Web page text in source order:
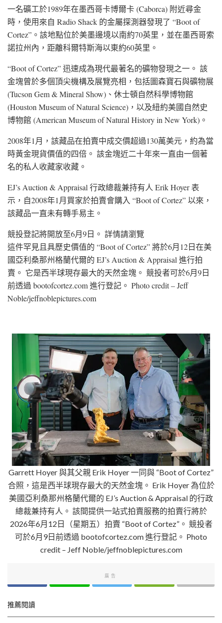
一名礦工於1989年在墨西哥卡博爾卡 (Caborca) 附近尋金
時，使用來自 Radio Shack 的金屬探測器發現了 “Boot of
Cortez”。該地點位於美墨邊境以南約70英里，並在墨西哥索
諾拉州內，距離科爾特斯海以東約60英里。
“Boot of Cortez” 迅速成為現代最著名的礦物發現之一。 該
金塊曾於多個頂尖機構及展覽亮相，包括圖森寶石與礦物展
(Tucson Gem & Mineral Show)、休士頓自然科學博物館
(Houston Museum of Natural Science)，以及紐約美國自然史
博物館 (American Museum of Natural History in New York)。
2008年1月，該藏品在拍賣中成交價超過130萬美元，約為當
時黃金現貨價值的四倍。 該金塊近二十年來一直由一個著
名的私人收藏家收藏。
EJ’s Auction & Appraisal 行政總裁兼持有人 Erik Hoyer 表
示，自2008年1月買家於拍賣會購入 “Boot of Cortez” 以來，
該藏品一直未有轉手易主。
競投登記將開放至6月9日。 詳情請瀏覽
這件罕見且具歷史價值的 “Boot of Cortez” 將於6月12日在美
國亞利桑那州格蘭代爾的 EJ’s Auction & Appraisal 進行拍
賣。 它是西半球現存最大的天然金塊。 競投者可於6月9日
前透過 bootofcortez.com 進行登記。 Photo credit – Jeff
Noble/jeffnoblepictures.com
Garrett Hoyer 與其父親 Erik Hoyer 一同與 “Boot of Cortez”
合照，這是西半球現存最大的天然金塊。 Erik Hoyer 為位於
美國亞利桑那州格蘭代爾的 EJ’s Auction & Appraisal 的行政
總裁兼持有人。 該間提供一站式拍賣服務的拍賣行將於
2026年6月12日（星期五）拍賣 “Boot of Cortez”。 競投者
可於6月9日前透過 bootofcortez.com 進行登記。 Photo
credit – Jeff Noble/jeffnoblepictures.com
廣告
推薦閱讀